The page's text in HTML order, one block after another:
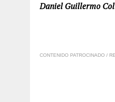
Daniel Guillermo
CONTENIDO PATROCINADO /